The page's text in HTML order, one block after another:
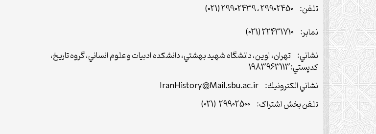
تلفن: 29902450 ، 29902439 (021)
نمابر: 22431710 (021)
نشاني: تهران، اوين، دانشگاه شهيد بهشتي، دانشكده ادبيات و علوم انساني، گروه تاريخ،
كدپستي:1983963113
نشاني الكترونيك: IranHistory@Mail.sbu.ac.ir
تلفن بخش اشتراک: 29902500 (021)